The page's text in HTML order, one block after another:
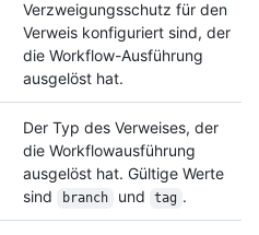
Verzweigungsschutz für den
Verweis konfiguriert sind, der
die Workflow-Ausführung
ausgelöst hat.
Der Typ des Verweises, der
die Workflowausführung
ausgelöst hat. Gültige Werte
sind
branch und tag .